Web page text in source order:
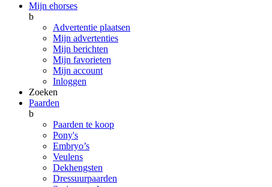
Mijn ehorses
b
Advertentie plaatsen
Mijn advertenties
Mijn berichten
Mijn favorieten
Mijn account
Inloggen
Zoeken
Paarden
b
Paarden te koop
Pony's
Embryo’s
Veulens
Dekhengsten
Dressuurpaarden